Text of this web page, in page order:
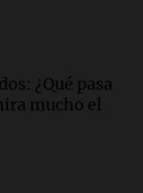
¿Qué pasa
mucho el